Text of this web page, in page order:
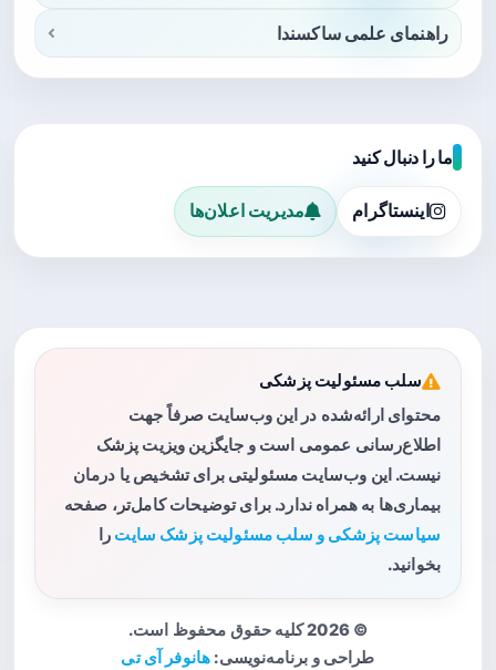
راهنمای علمی ساکسندا
ما را دنبال کنید
اینستاگرام مدیریت اعلان‌ها
سلب مسئولیت پزشکی
محتوای ارائه‌شده در این وب‌سایت صرفاً جهت
اطلاع‌رسانی عمومی است و جایگزین ویزیت پزشک
نیست. این وب‌سایت مسئولیتی برای تشخیص یا درمان
بیماری‌ها به همراه ندارد. برای توضیحات کامل‌تر، صفحه
سیاست پزشکی و سلب مسئولیت پزشک سایت را
بخوانید.
© 2026 کلیه حقوق محفوظ است.
طراحی و برنامه‌نویسی: هانوفر آی تی